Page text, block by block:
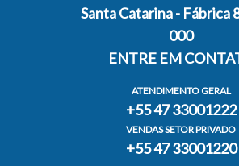
Santa Catarina - Fábrica
000
ENTRE EM
ATENDIMENTO GERAL
+55 47 33001222
VENDAS SETOR PRIVADO
+55 47 33001220